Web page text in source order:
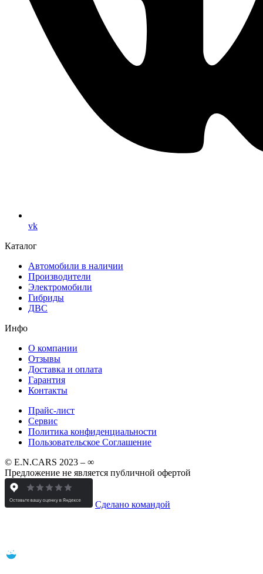
vk
Каталог
Автомобили в наличии
Производители
Электромобили
Гибриды
ДВС
Инфо
О компании
Отзывы
Доставка и оплата
Гарантия
Контакты
Прайс-лист
Сервис
Политика конфиденциальности
Пользовательское Соглашение
© E.N.CARS 2023 – ∞
Предложение не является публичной офертой
Сделано командой